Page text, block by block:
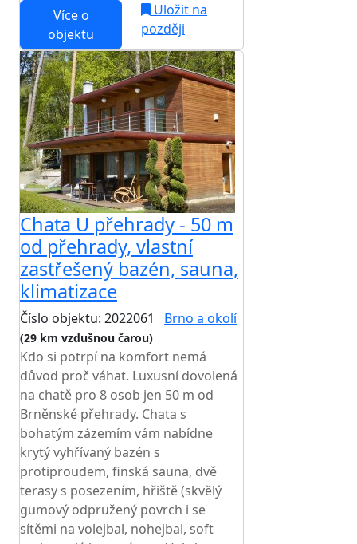
Více o
objektu
Uložit na
později
Chata U přehrady - 50 m
od přehrady, vlastní
zastřešený bazén, sauna,
klimatizace
Číslo objektu: 2022061 Brno a okolí
(29 km vzdušnou čarou)
Kdo si potrpí na komfort nemá
důvod proč váhat. Luxusní dovolená
na chatě pro 8 osob jen 50 m od
Brněnské přehrady. Chata s
bohatým zázemím vám nabídne
krytý vyhřívaný bazén s
protiproudem, finská sauna, dvě
terasy s posezením, hřiště (skvělý
gumový odpružený povrch i se
sítěmi na volejbal, nohejbal, soft